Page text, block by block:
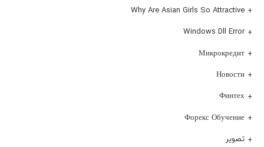
Why Are Asian Girls So Attractive
Windows Dll Error
Микрокредит
Новости
Финтех
Форекс Обучение
تصویر